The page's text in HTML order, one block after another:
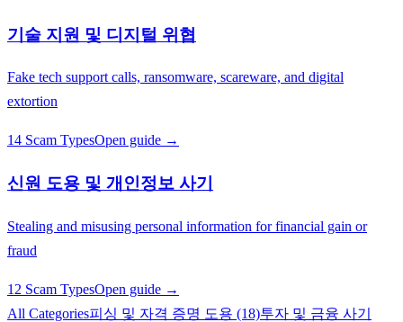
기술 지원 및 디지털 위협
Fake tech support calls, ransomware, scareware, and digital
extortion
14 Scam TypesOpen guide →
신원 도용 및 개인정보 사기
Stealing and misusing personal information for financial gain or
fraud
12 Scam TypesOpen guide →
All Categories피싱 및 자격 증명 도용 (18)투자 및 금융 사기